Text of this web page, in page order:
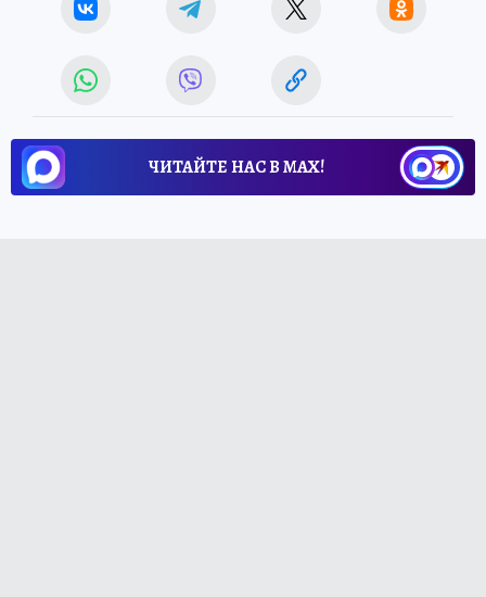
ЧИТАЙТЕ НАС В МАХ!